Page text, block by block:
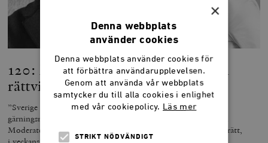
120: Brott och straff – hur skipar vi
rättvisa?
”Sverige saknar en genomtänkt syn på skuld hos
gärningsmannen”, säger Per Claréus, biträdande kanslichef vid
Moderaternas riksdagskansli och tidigare domare på Svea hovrätt,
×
Denna webbplats
använder cookies
Denna webbplats använder cookies för
att förbättra användarupplevelsen.
Genom att använda vår webbplats
samtycker du till alla cookies i enlighet
med vår cookiepolicy. Läs mer
STRIKT NÖDVÄNDIGT